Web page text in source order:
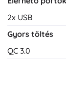
2x USB
Gyors töltés
QC 3.0